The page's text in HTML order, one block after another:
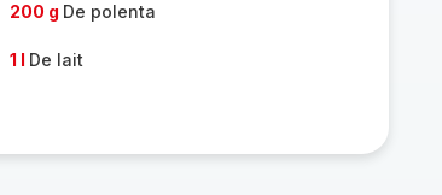
200 g De polenta
1 l De lait